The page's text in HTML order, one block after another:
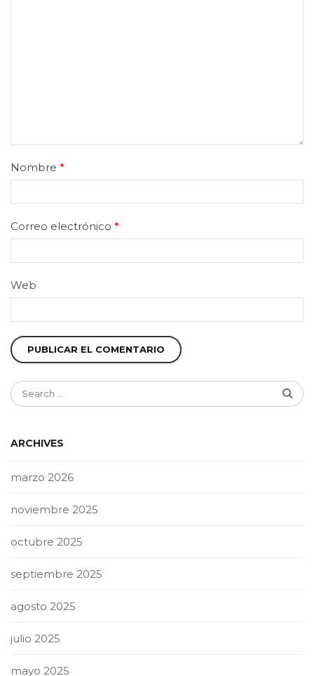
Nombre *
Correo electrónico *
Web
ARCHIVES
marzo 2026
noviembre 2025
octubre 2025
septiembre 2025
agosto 2025
julio 2025
mayo 2025